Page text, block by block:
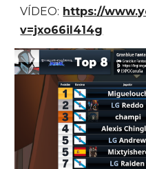
VÍDEO: https://
v=jxo66il414g